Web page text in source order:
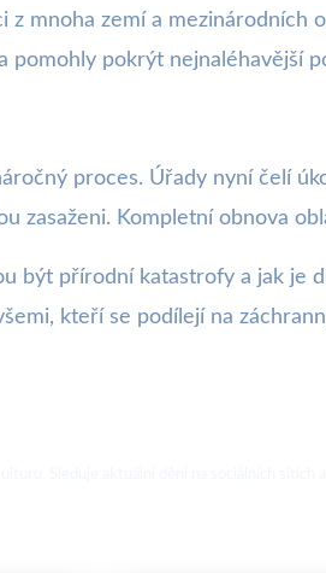
mnoha zemí a mezinárodních
pomohly pokrýt nejnaléhavější
proces. Úřady nyní čelí
Kompletní obnova
být přírodní katastrofy a jak je
kteří se podílejí na